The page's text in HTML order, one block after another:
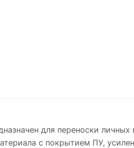
для переноски
с покрытием ПУ,